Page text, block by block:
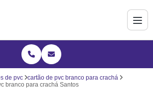
de pvc
cartão de pvc branco para crachá
branco para crachá Santos